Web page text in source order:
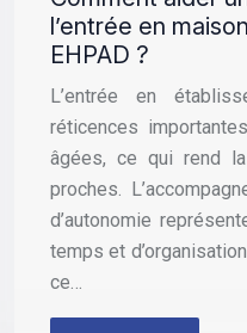
l’entrée en
EHPAD ?
L’entrée en
réticences
âgées, ce qui rend
proches.
d’autonomie
temps et
ce…